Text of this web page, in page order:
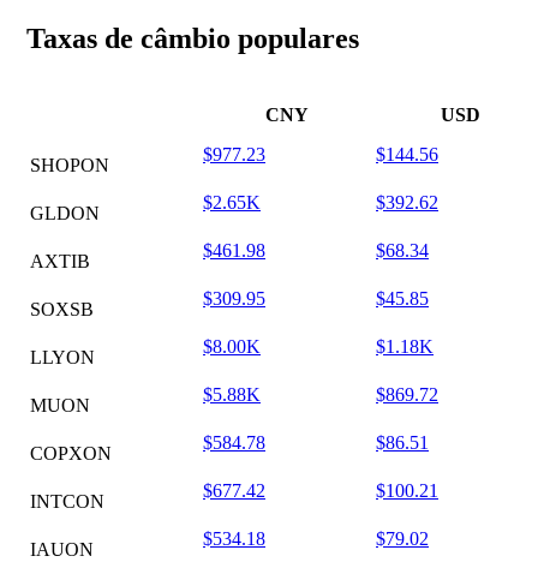
Taxas de câmbio populares
CNY USD
SHOPON
$977.23 $144.56
GLDON
$2.65K $392.62
AXTIB
$461.98 $68.34
SOXSB
$309.95 $45.85
LLYON
$8.00K $1.18K
MUON
$5.88K $869.72
COPXON
$584.78 $86.51
INTCON
$677.42 $100.21
IAUON
$534.18 $79.02